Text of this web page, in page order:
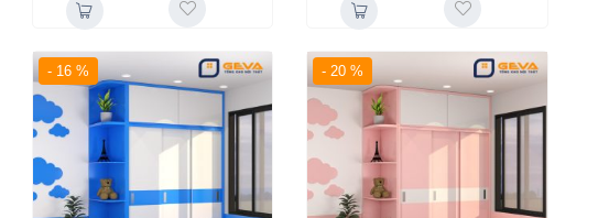
- 16 % - 20 %